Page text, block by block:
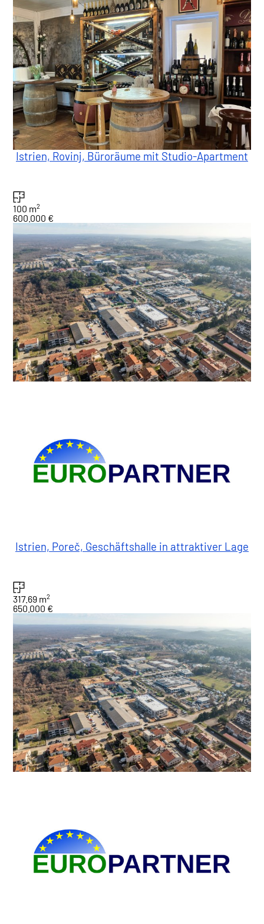
Istrien, Rovinj, Büroräume mit Studio-Apartment
100 m2
600.000 €
Istrien, Poreč, Geschäftshalle in attraktiver Lage
317.69 m2
650.000 €